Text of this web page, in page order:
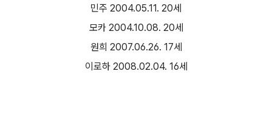
민주 2004.05.11. 20세
모카 2004.10.08. 20세
원희 2007.06.26. 17세
이로하 2008.02.04. 16세